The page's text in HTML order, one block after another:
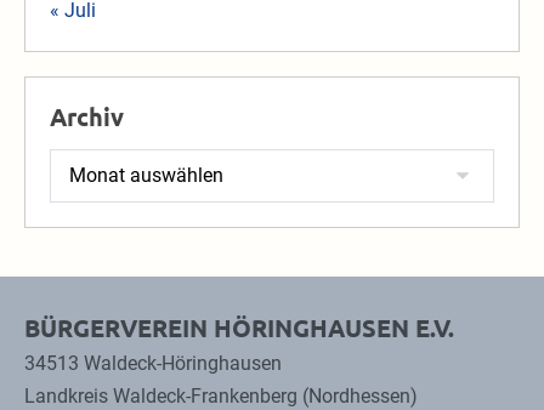
« Juli
Archiv
Archiv
BÜRGERVEREIN HÖRINGHAUSEN E.V.
34513 Waldeck-Höringhausen
Landkreis Waldeck-Frankenberg (Nordhessen)